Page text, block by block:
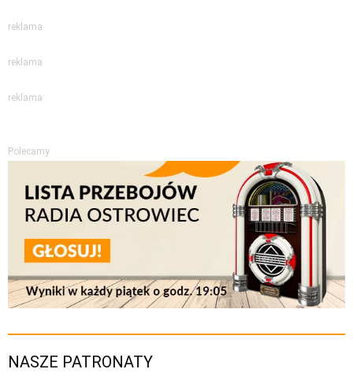
reklama
reklama
reklama
Polecamy
NASZE PATRONATY